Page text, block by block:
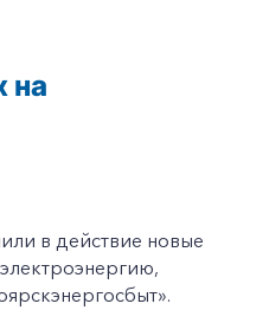
на
в действие новые